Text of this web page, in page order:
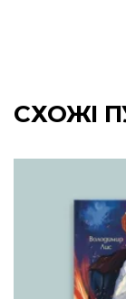
СХОЖІ